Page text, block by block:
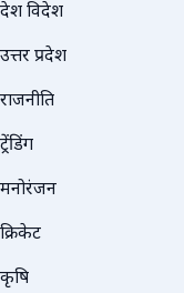
देश विदेश
उत्तर प्रदेश
राजनीति
ट्रेंडिंग
मनोरंजन
क्रिकेट
कृषि